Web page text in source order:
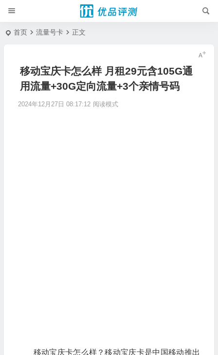
首页 流量号卡 正文
移动宝庆卡怎么样 月租29元含105G通
用流量+30G定向流量+3个亲情号码
2024年12月27日 08:17:12 阅读模式
移动宝庆卡怎么样？移动宝庆卡是中国移动推出